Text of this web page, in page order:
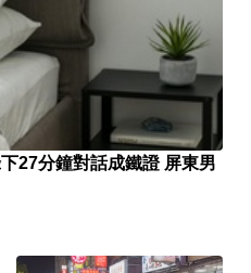
27分鐘對話成鐵證 屏東男